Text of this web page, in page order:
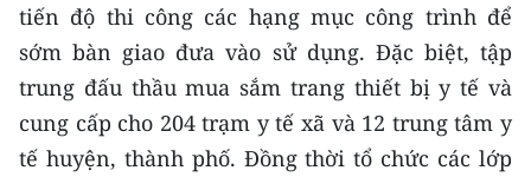
한국어
tiến độ thi công các hạng mục công trình để
sớm bàn giao đưa vào sử dụng. Đặc biệt, tập
trung đấu thầu mua sắm trang thiết bị y tế và
cung cấp cho 204 trạm y tế xã và 12 trung tâm y
tế huyện, thành phố. Đồng thời tổ chức các lớp